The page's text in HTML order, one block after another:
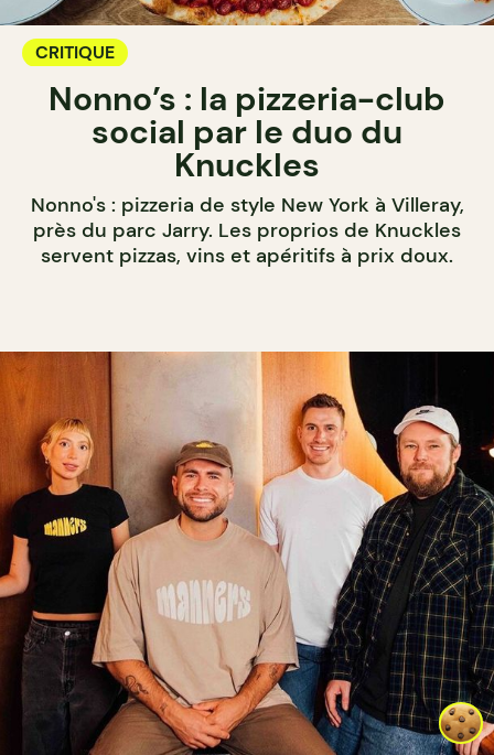
CRITIQUE
Nonno’s : la pizzeria-club
social par le duo du
Knuckles
Nonno's : pizzeria de style New York à Villeray,
près du parc Jarry. Les proprios de Knuckles
servent pizzas, vins et apéritifs à prix doux.